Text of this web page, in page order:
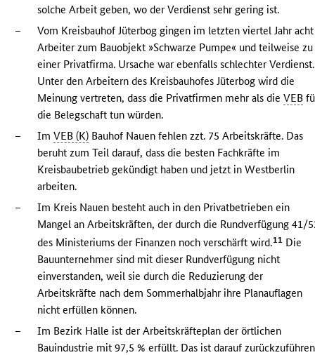
solche Arbeit geben, wo der Verdienst sehr gering ist.
–
Vom Kreisbauhof Jüterbog gingen im letzten viertel Jahr acht
Arbeiter zum Bauobjekt »Schwarze Pumpe« und teilweise zu
einer Privatfirma. Ursache war ebenfalls schlechter Verdienst.
Unter den Arbeitern des Kreisbauhofes Jüterbog wird die
Meinung vertreten, dass die Privatfirmen mehr als dieVEB
die Belegschaft tun würden.
–
ImVEB (K) Bauhof Nauen fehlen zzt. 75 Arbeitskräfte. Das
beruht zum Teil darauf, dass die besten Fachkräfte im
Kreisbaubetrieb gekündigt haben und jetzt in Westberlin
arbeiten.
–
Im Kreis Nauen besteht auch in den Privatbetrieben ein
Mangel an Arbeitskräften, der durch die Rundverfügung 41/
des Ministeriums der Finanzen noch verschärft wird.11 Die
Bauunternehmer sind mit dieser Rundverfügung nicht
einverstanden, weil sie durch die Reduzierung der
Arbeitskräfte nach dem Sommerhalbjahr ihre Planauflagen
nicht erfüllen können.
–
Im Bezirk Halle ist der Arbeitskräfteplan der örtlichen
Bauindustrie mit 97,5 % erfüllt. Das ist darauf